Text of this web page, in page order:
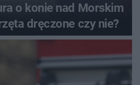
o konie nad Morskim
dręczone czy nie?